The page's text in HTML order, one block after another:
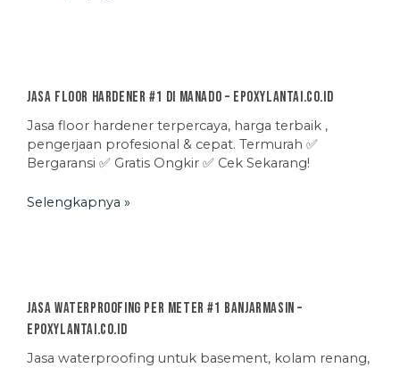
Jasa Floor Hardener #1 di Manado – EpoxyLantai.co.id
Jasa floor hardener terpercaya, harga terbaik ,
pengerjaan profesional & cepat. Termurah ✅
Bergaransi ✅ Gratis Ongkir ✅ Cek Sekarang!
Selengkapnya »
Jasa Waterproofing Per Meter #1 Banjarmasin –
EpoxyLantai.co.id
Jasa waterproofing untuk basement, kolam renang,